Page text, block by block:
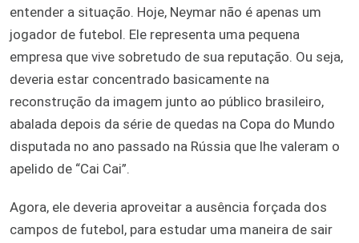
entender a situação. Hoje, Neymar não é apenas um
jogador de futebol. Ele representa uma pequena
empresa que vive sobretudo de sua reputação. Ou seja,
deveria estar concentrado basicamente na
reconstrução da imagem junto ao público brasileiro,
abalada depois da série de quedas na Copa do Mundo
disputada no ano passado na Rússia que lhe valeram o
apelido de “Cai Cai”.
Agora, ele deveria aproveitar a ausência forçada dos
campos de futebol, para estudar uma maneira de sair